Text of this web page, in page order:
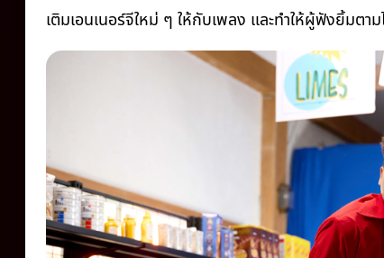
เติมเอนเนอร์จีใหม่ ๆ ให้กับเพลง และทำให้ผู้ฟังยิ้มต